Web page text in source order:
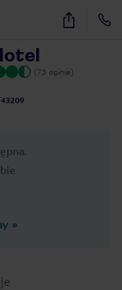
18
(73 opinie)
»